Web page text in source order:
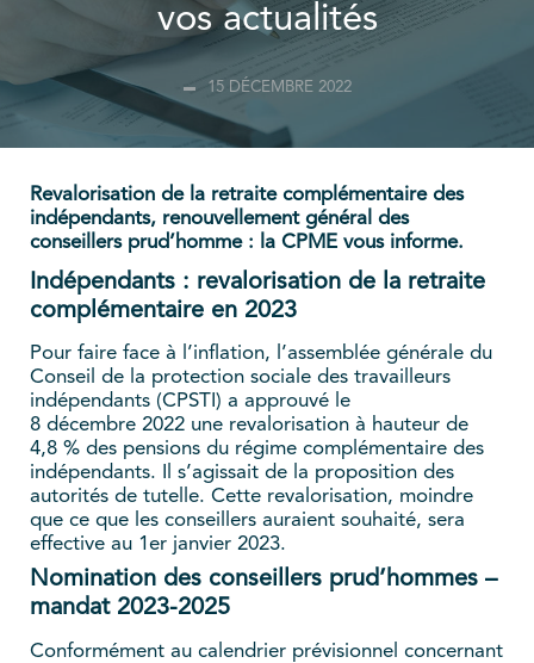
vos actualités
15 DÉCEMBRE 2022
Revalorisation de la retraite complémentaire des
indépendants, renouvellement général des
conseillers prud’homme : la CPME vous informe.
Indépendants : revalorisation de la retraite
complémentaire en 2023
Pour faire face à l’inflation, l’assemblée générale du
Conseil de la protection sociale des travailleurs
indépendants (CPSTI) a approuvé le
8 décembre 2022 une revalorisation à hauteur de
4,8 % des pensions du régime complémentaire des
indépendants. Il s’agissait de la proposition des
autorités de tutelle. Cette revalorisation, moindre
que ce que les conseillers auraient souhaité, sera
effective au 1er janvier 2023.
Nomination des conseillers prud’hommes –
mandat 2023-2025
Conformément au calendrier prévisionnel concernant